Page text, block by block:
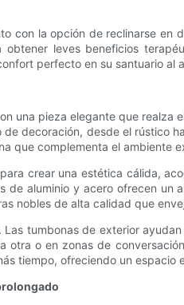
con la opción de reclinarse
leves beneficios
perfecto en su santuario al
una pieza elegante que
decoración, desde el rústico
que complementa el ambiente
crear una estética cálida,
aluminio y acero ofrecen
nobles de alta calidad que
tumbonas de exterior
otra o en zonas de
tiempo, ofreciendo un